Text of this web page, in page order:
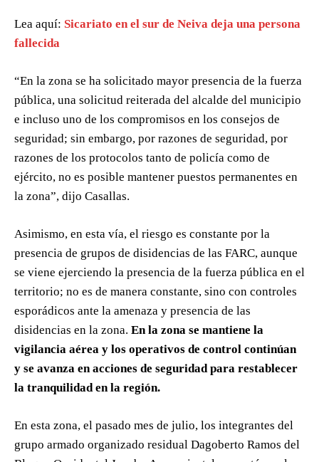
Lea aquí: Sicariato en el sur de Neiva deja una persona
fallecida
“En la zona se ha solicitado mayor presencia de la fuerza
pública, una solicitud reiterada del alcalde del municipio
e incluso uno de los compromisos en los consejos de
seguridad; sin embargo, por razones de seguridad, por
razones de los protocolos tanto de policía como de
ejército, no es posible mantener puestos permanentes en
la zona”, dijo Casallas.
Asimismo, en esta vía, el riesgo es constante por la
presencia de grupos de disidencias de las FARC, aunque
se viene ejerciendo la presencia de la fuerza pública en el
territorio; no es de manera constante, sino con controles
esporádicos ante la amenaza y presencia de las
disidencias en la zona. En la zona se mantiene la
vigilancia aérea y los operativos de control continúan
y se avanza en acciones de seguridad para restablecer
la tranquilidad en la región.
En esta zona, el pasado mes de julio, los integrantes del
grupo armado organizado residual Dagoberto Ramos del